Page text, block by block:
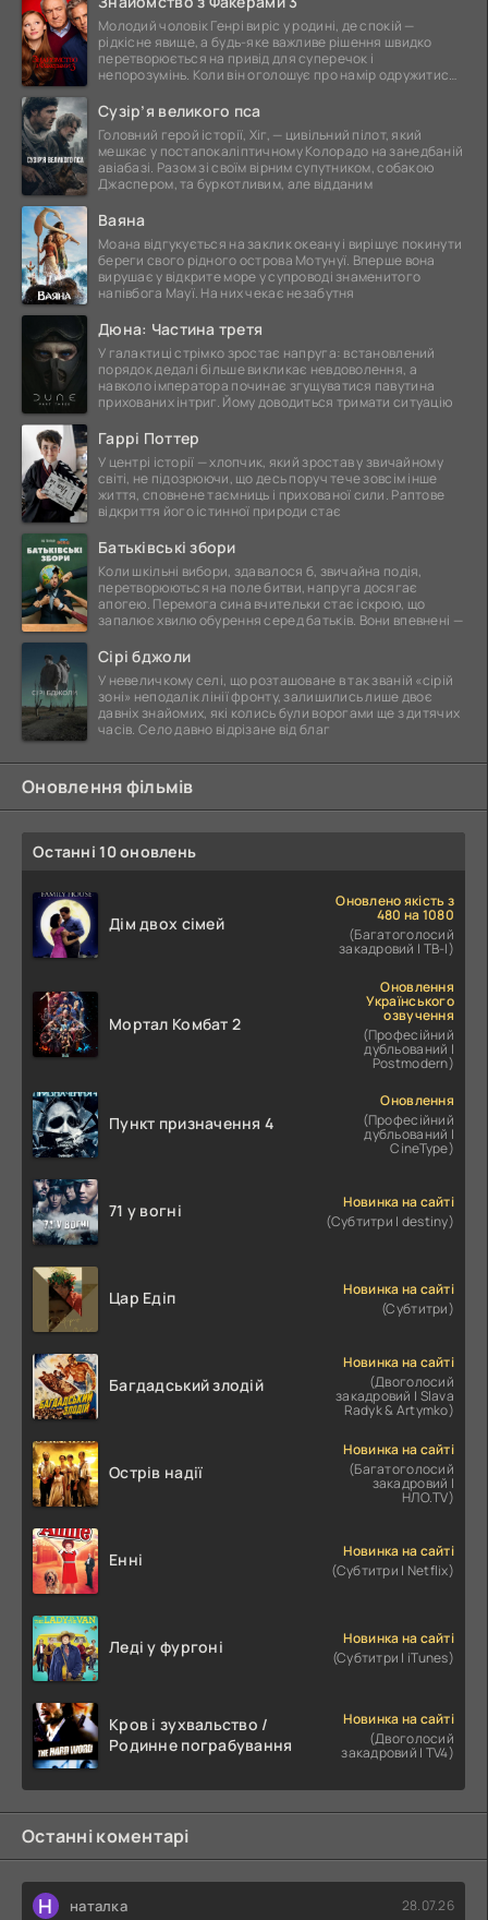
Молодий чоловік Генрі виріс у родині, де спокій —
рідкісне явище, а будь-яке важливе рішення швидко
перетворюється на привід для суперечок і
непорозумінь. Коли він оголошує про намір одружитися,
Сузір’я великого пса
Головний герой історії, Хіг, — цивільний пілот, який
мешкає у постапокаліптичному Колорадо на занедбаній
авіабазі. Разом зі своїм вірним супутником, собакою
Джаспером, та буркотливим, але відданим
Ваяна
Моана відгукується на заклик океану і вирішує покинути
береги свого рідного острова Мотунуї. Вперше вона
вирушає у відкрите море у супроводі знаменитого
напівбога Мауї. На них чекає незабутня
Дюна: Частина третя
У галактиці стрімко зростає напруга: встановлений
порядок дедалі більше викликає невдоволення, а
навколо імператора починає згущуватися павутина
прихованих інтриг. Йому доводиться тримати ситуацію
Гаррі Поттер
У центрі історії — хлопчик, який зростав у звичайному
світі, не підозрюючи, що десь поруч тече зовсім інше
життя, сповнене таємниць і прихованої сили. Раптове
відкриття його істинної природи стає
Батьківські збори
Коли шкільні вибори, здавалося б, звичайна подія,
перетворюються на поле битви, напруга досягає
апогею. Перемога сина вчительки стає іскрою, що
запалює хвилю обурення серед батьків. Вони впевнені —
Сірі бджоли
У невеличкому селі, що розташоване в так званій «сірій
зоні» неподалік лінії фронту, залишились лише двоє
давніх знайомих, які колись були ворогами ще з дитячих
часів. Село давно відрізане від благ
Оновлення фільмів
Останні 10 оновлень
Дім двох сімей
Оновлено якість з
480 на 1080
(Багатоголосий
закадровий | ТВ-І)
Мортал Комбат 2
Оновлення
Українського
озвучення
(Професійний
дубльований |
Postmodern)
Пункт призначення 4
Оновлення
(Професійний
дубльований |
CineType)
71 у вогні
Новинка на сайті
(Субтитри | destiny)
Цар Едіп
Новинка на сайті
(Субтитри)
Багдадський злодій
Новинка на сайті
(Двоголосий
закадровий | Slava
Radyk & Artymko)
Острів надії
Новинка на сайті
(Багатоголосий
закадровий |
НЛО.TV)
Енні
Новинка на сайті
(Субтитри | Netflix)
Леді у фургоні
Новинка на сайті
(Субтитри | iTunes)
Кров і зухвальство /
Родинне пограбування
Новинка на сайті
(Двоголосий
закадровий | TV4)
Останні коментарі
Н наталка 28.07.26